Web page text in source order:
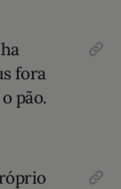
fora
pão.